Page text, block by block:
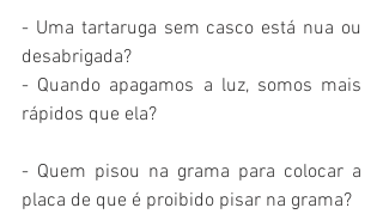
- Uma tartaruga sem casco está nua ou
desabrigada?
- Quando apagamos a luz, somos mais
rápidos que ela?
- Quem pisou na grama para colocar a
placa de que é proibido pisar na grama?